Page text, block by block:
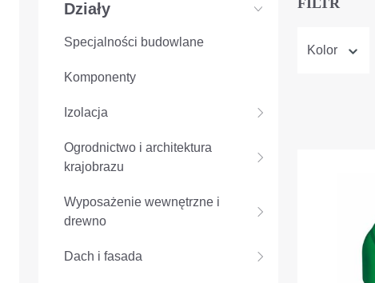
Działy
Specjalności budowlane
Komponenty
Izolacja
Ogrodnictwo i architektura
krajobrazu
Wyposażenie wewnętrzne i
drewno
Dach i fasada
FILTR
Kolor